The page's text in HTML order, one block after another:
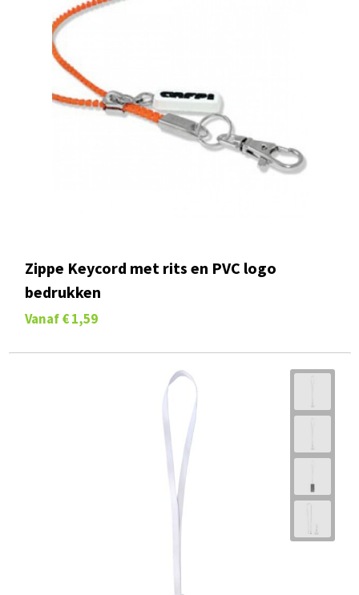
Zippe Keycord met rits en PVC logo
bedrukken
Vanaf € 1,59